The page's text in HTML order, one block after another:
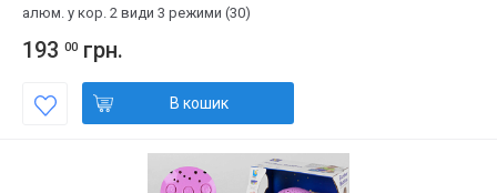
алюм. у кор. 2 види 3 режими (30)
193 00 грн.
В кошик